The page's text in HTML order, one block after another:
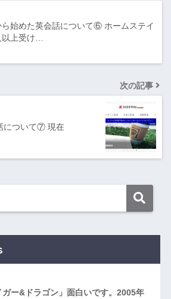
始めた英会話について⑥ ホームステイ
上受け…
次の記事
について⑦ 現在
ガー&ドラゴン」面白いです。2005年